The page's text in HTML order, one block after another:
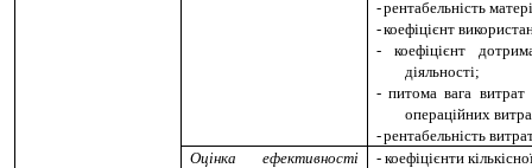
-рентабельність
-коефіцієнт
-
коефіцієнт
діяльності;
- питома вага витрат
операційних
-рентабельність
Оцінка ефективності
- коефіцієнти